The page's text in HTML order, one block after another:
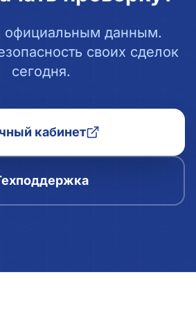
официальным данным.
своих сделок
сегодня.
кабинет